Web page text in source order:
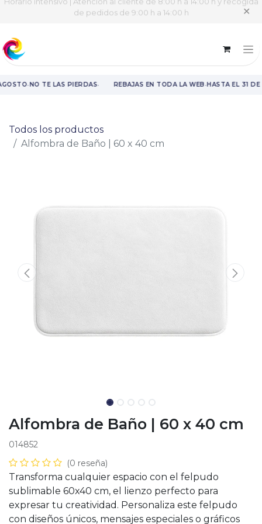
Horario intensivo | Atención al cliente de 8:00 h a 14:00 h y recogida
de pedidos de 9:00 h a 14:00 h ✕
·NO TE LAS PIERDAS· REBAJAS EN TODA LA WEB·HASTA EL 31 DE
Todos los productos
Alfombra de Baño | 60 x 40 cm
Alfombra de Baño | 60 x 40 cm
014852
(0 reseña)
Transforma cualquier espacio con el felpudo
sublimable 60x40 cm, el lienzo perfecto para
expresar tu creatividad. Personaliza este felpudo
con diseños únicos, mensajes especiales o gráficos